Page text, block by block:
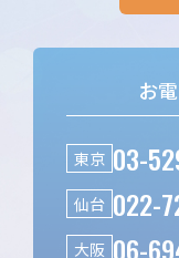
お
東京 03-
仙台 022-
大阪 06-